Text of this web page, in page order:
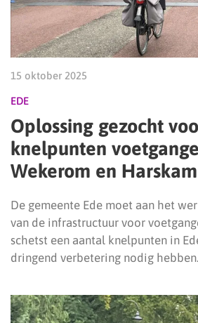
15 oktober 2025
EDE
Oplossing gezocht
knelpunten
Wekerom en
De gemeente Ede moet aan het
van de infrastructuur voor
schetst een aantal knelpunten in
dringend verbetering nodig hebben.